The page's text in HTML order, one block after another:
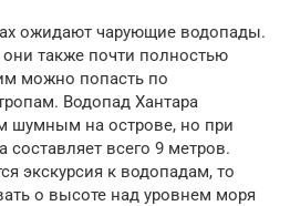
ожидают чарующие водопады.
также почти полностью
можно попасть по
Водопад Хантара
шумным на острове, но при
составляет всего 9 метров.
экскурсия к водопадам, то
о высоте над уровнем моря